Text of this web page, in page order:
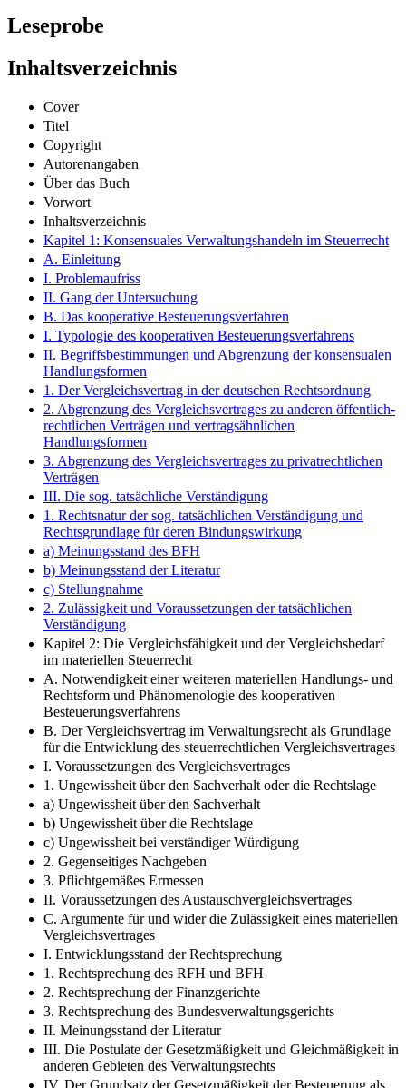
Leseprobe
Inhaltsverzeichnis
Cover
Titel
Copyright
Autorenangaben
Über das Buch
Vorwort
Inhaltsverzeichnis
Kapitel 1: Konsensuales Verwaltungshandeln im Steuerrecht
A. Einleitung
I. Problemaufriss
II. Gang der Untersuchung
B. Das kooperative Besteuerungsverfahren
I. Typologie des kooperativen Besteuerungsverfahrens
II. Begriffsbestimmungen und Abgrenzung der konsensualen
Handlungsformen
1. Der Vergleichsvertrag in der deutschen Rechtsordnung
2. Abgrenzung des Vergleichsvertrages zu anderen öffentlich-
rechtlichen Verträgen und vertragsähnlichen
Handlungsformen
3. Abgrenzung des Vergleichsvertrages zu privatrechtlichen
Verträgen
III. Die sog. tatsächliche Verständigung
1. Rechtsnatur der sog. tatsächlichen Verständigung und
Rechtsgrundlage für deren Bindungswirkung
a) Meinungsstand des BFH
b) Meinungsstand der Literatur
c) Stellungnahme
2. Zulässigkeit und Voraussetzungen der tatsächlichen
Verständigung
Kapitel 2: Die Vergleichsfähigkeit und der Vergleichsbedarf
im materiellen Steuerrecht
A. Notwendigkeit einer weiteren materiellen Handlungs- und
Rechtsform und Phänomenologie des kooperativen
Besteuerungsverfahrens
B. Der Vergleichsvertrag im Verwaltungsrecht als Grundlage
für die Entwicklung des steuerrechtlichen Vergleichsvertrages
I. Voraussetzungen des Vergleichsvertrages
1. Ungewissheit über den Sachverhalt oder die Rechtslage
a) Ungewissheit über den Sachverhalt
b) Ungewissheit über die Rechtslage
c) Ungewissheit bei verständiger Würdigung
2. Gegenseitiges Nachgeben
3. Pflichtgemäßes Ermessen
II. Voraussetzungen des Austauschvergleichsvertrages
C. Argumente für und wider die Zulässigkeit eines materiellen
Vergleichsvertrages
I. Entwicklungsstand der Rechtsprechung
1. Rechtsprechung des RFH und BFH
2. Rechtsprechung der Finanzgerichte
3. Rechtsprechung des Bundesverwaltungsgerichts
II. Meinungsstand der Literatur
III. Die Postulate der Gesetzmäßigkeit und Gleichmäßigkeit in
anderen Gebieten des Verwaltungsrechts
IV. Der Grundsatz der Gesetzmäßigkeit der Besteuerung als